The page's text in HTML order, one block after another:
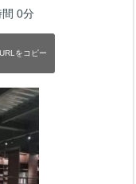
間0分